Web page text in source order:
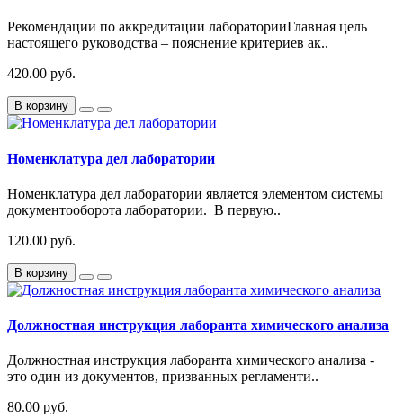
Рекомендации по аккредитации лабораторииГлавная цель
настоящего руководства – пояснение критериев ак..
420.00 руб.
В корзину
Номенклатура дел лаборатории
Номенклатура дел лаборатории является элементом системы
документооборота лаборатории. В первую..
120.00 руб.
В корзину
Должностная инструкция лаборанта химического анализа
Должностная инструкция лаборанта химического анализа -
это один из документов, призванных регламенти..
80.00 руб.